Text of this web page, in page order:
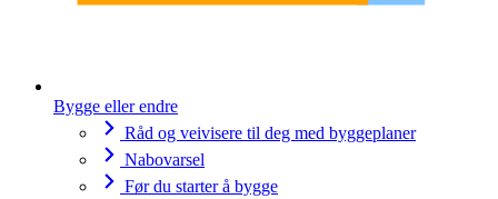
Bygge eller endre
Råd og veivisere til deg med byggeplaner
Nabovarsel
Før du starter å bygge